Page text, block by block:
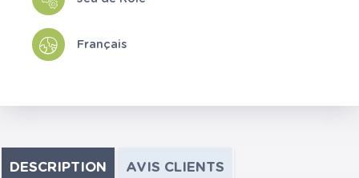
Français
DESCRIPTION AVIS CLIENTS